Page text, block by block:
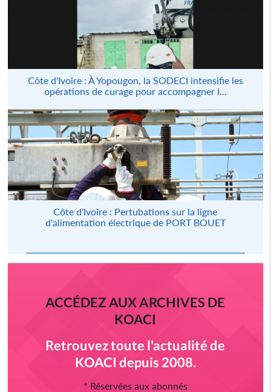
Côte d'Ivoire : À Yopougon, la SODECI intensifie les
opérations de curage pour accompagner l...
Côte d'Ivoire : Pertubations sur la ligne
d'alimentation électrique de PORT BOUET
ACCÉDEZ AUX ARCHIVES DE
KOACI
Retrouvez toute l'actualité de
KOACI depuis 2008.
* Réservées aux abonnés